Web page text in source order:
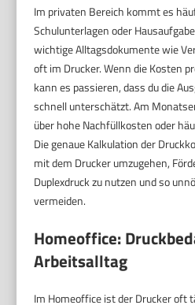
Im privaten Bereich kommt es
Schulunterlagen oder
wichtige Alltagsdokumente wie
oft im Drucker. Wenn die Kosten
kann es passieren, dass du die
schnell unterschätzt. Am
über hohe Nachfüllkosten oder
Die genaue Kalkulation der
mit dem Drucker umzugehen,
Duplexdruck zu nutzen und so
vermeiden.
Homeoffice:
Arbeitsalltag
Im Homeoffice ist der Drucker oft